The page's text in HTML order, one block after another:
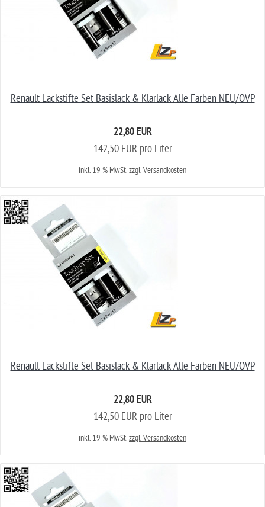
Renault Lackstifte Set Basislack & Klarlack Alle Farben NEU/OVP
22,80 EUR
142,50 EUR pro Liter
inkl. 19 % MwSt.zzgl. Versandkosten
Renault Lackstifte Set Basislack & Klarlack Alle Farben NEU/OVP
22,80 EUR
142,50 EUR pro Liter
inkl. 19 % MwSt.zzgl. Versandkosten